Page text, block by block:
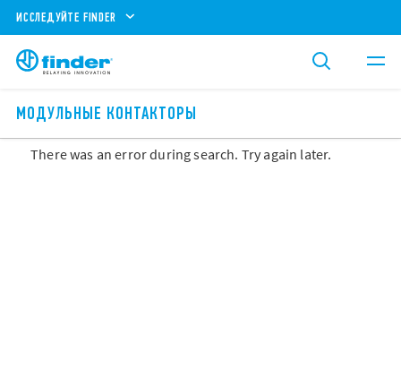
ИССЛЕДУЙТЕ FINDER
МОДУЛЬНЫЕ КОНТАКТОРЫ
There was an error during search. Try again later.